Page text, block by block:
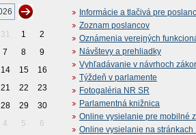
31 1
2
7 8
9
14 15
16
21 22
23
28 29
30
4 5 6
Informácie a tlačivá pre
Zoznam poslancov
Oznámenia verejných
Návštevy a prehliadky
Vyhľadávanie v návrhoch
Týždeň v parlamente
Fotogaléria NR SR
Parlamentná knižnica
Online vysielanie pre mobilné
Online vysielanie na stránkach